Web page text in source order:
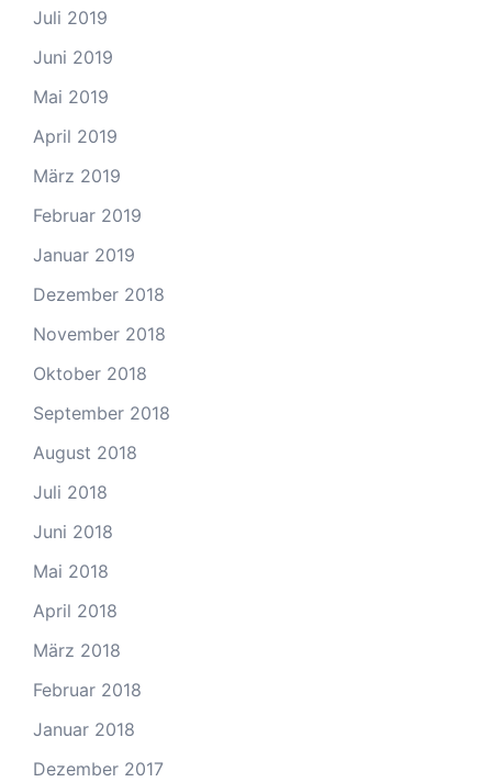
Juli 2019
Juni 2019
Mai 2019
April 2019
März 2019
Februar 2019
Januar 2019
Dezember 2018
November 2018
Oktober 2018
September 2018
August 2018
Juli 2018
Juni 2018
Mai 2018
April 2018
März 2018
Februar 2018
Januar 2018
Dezember 2017